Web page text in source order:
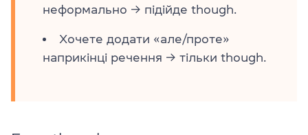
неформально → підійде though.
Хочете додати «але/проте»
наприкінці речення → тільки though.